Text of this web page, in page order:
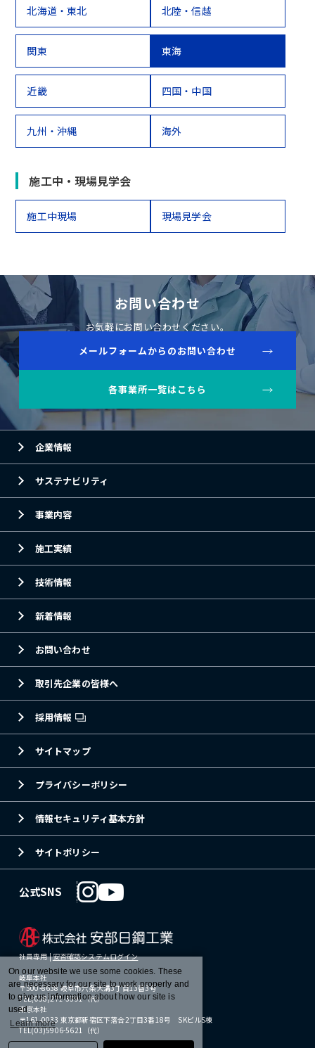
北海道・東北 北陸・信越
関東 東海
近畿 四国・中国
九州・沖縄 海外
施工中・現場見学会
施工中現場 現場見学会
お問い合わせ
お気軽にお問い合わせください。
メールフォームからのお問い合わせ
各事業所一覧はこちら
企業情報
サステナビリティ
事業内容
施工実績
技術情報
新着情報
お問い合わせ
取引先企業の皆様へ
採用情報
サイトマップ
プライバシーポリシー
情報セキュリティ基本方針
サイトポリシー
公式SNS
社員専用 |安否確認システムログイン
岐阜本社
〒500-8638 岐阜市六条大溝3丁目13番3号
TEL(058)271-3391（代）
東京本社
〒161-0033 東京都新宿区下落合2丁目3番18号 SKビルS棟
TEL(03)5906-5621（代）
On our website we use some cookies. These
are necessary for our site to work properly and
to give us information about how our site is
used.
Learn more